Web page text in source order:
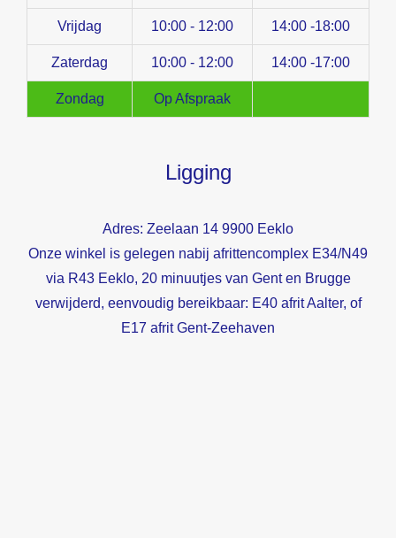
Vrijdag 10:00 - 12:00 14:00 -18:00
Zaterdag 10:00 - 12:00 14:00 -17:00
Zondag Op Afspraak
Ligging
Adres: Zeelaan 14 9900 Eeklo
Onze winkel is gelegen nabij afrittencomplex E34/N49
via R43 Eeklo, 20 minuutjes van Gent en Brugge
verwijderd, eenvoudig bereikbaar: E40 afrit Aalter, of
E17 afrit Gent-Zeehaven